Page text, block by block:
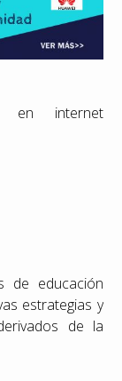
en internet
de educación
estrategias y
de la